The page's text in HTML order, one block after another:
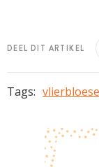
DEEL DIT ARTIKEL
Tags: